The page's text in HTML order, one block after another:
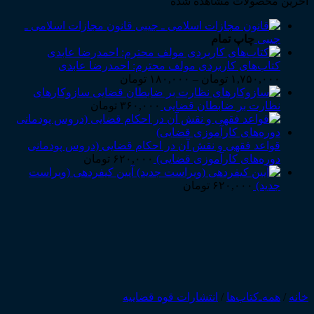
قانون مجازات اسلامی ـ
جیبی چاپ تمام
کتاب‌های کاربردی مولف محترم: احمدرضا عابدی
۱,۷۵۰,۰۰۰ تومان – ۱۸۰,۰۰۰ تومان
range:
through
۱,۷۵۰,۰۰۰ تومان
سازوکارهای
نظارت بر ضابطان قضایی ۳۶۰,۰۰۰ تومان
قواعد فقهی و نقش آن در احکام قضایی (دروس پودمانی
دوره‌های کارآموزی قضایی) ۶۲۰,۰۰۰ تومان
آیین کیفردهی (ویراست
جدید) ۶۲۰,۰۰۰ تومان
خانه / همه‌ـ‌کتاب‌ها / انتشارات قوه قضاییه